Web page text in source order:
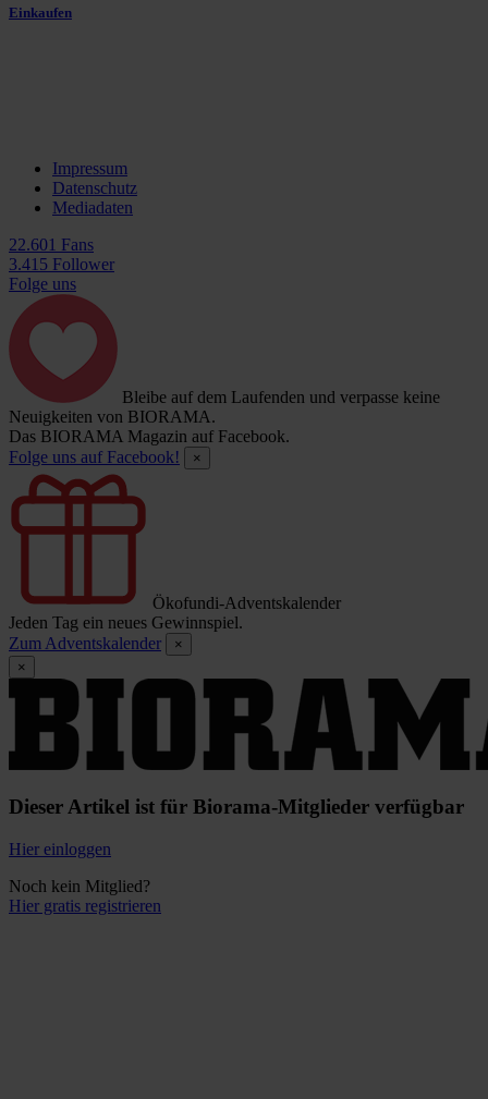
Einkaufen
Impressum
Datenschutz
Mediadaten
22.601 Fans
3.415 Follower
Folge uns
Bleibe auf dem Laufenden und verpasse keine
Neuigkeiten von BIORAMA.
Das BIORAMA Magazin auf Facebook.
Folge uns auf Facebook!
×
Ökofundi-Adventskalender
Jeden Tag ein neues Gewinnspiel.
Zum Adventskalender
×
×
Dieser Artikel ist für Biorama-Mitglieder verfügbar
Hier einloggen
Noch kein Mitglied?
Hier gratis registrieren